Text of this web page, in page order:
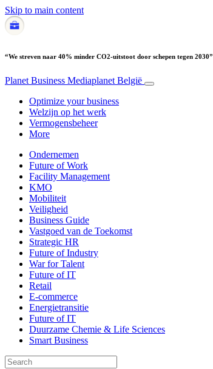
Skip to main content
“We streven naar 40% minder CO2-uitstoot door schepen tegen 2030”
Planet Business Mediaplanet België
Optimize your business
Welzijn op het werk
Vermogensbeheer
More
Ondernemen
Future of Work
Facility Management
KMO
Mobiliteit
Veiligheid
Business Guide
Vastgoed van de Toekomst
Strategic HR
Future of Industry
War for Talent
Future of IT
Retail
E-commerce
Energietransitie
Future of IT
Duurzame Chemie & Life Sciences
Smart Business